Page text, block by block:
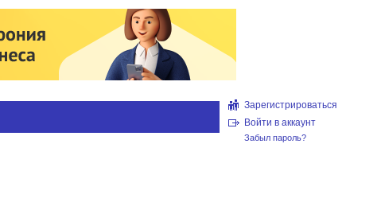
Зарегистрироваться
Войти в аккаунт
Забыл пароль?